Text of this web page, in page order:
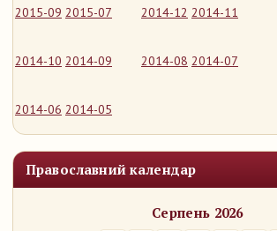
2015-09 2015-07 2014-12 2014-11
2014-10 2014-09 2014-08 2014-07
2014-06 2014-05
Православний календар
Серпень 2026